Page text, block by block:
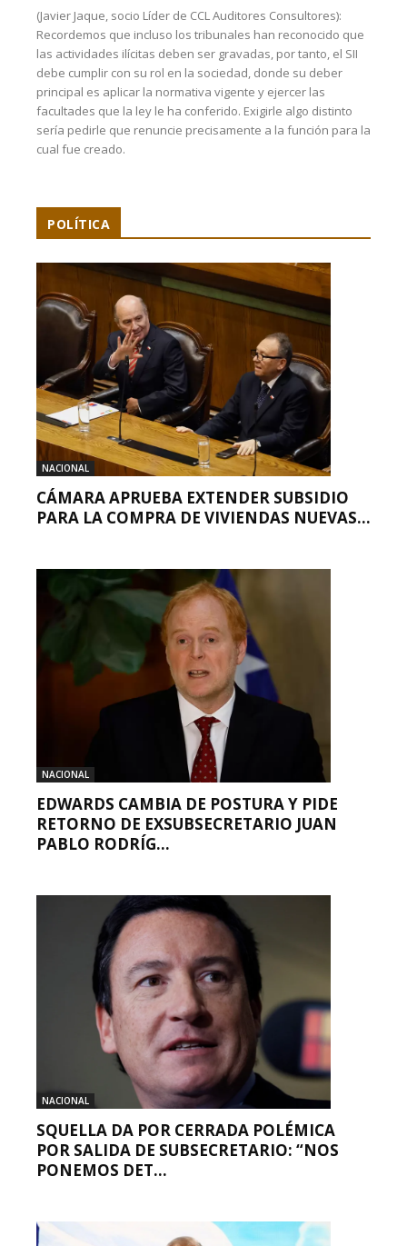
(Javier Jaque, socio Líder de CCL Auditores Consultores):
Recordemos que incluso los tribunales han reconocido que
las actividades ilícitas deben ser gravadas, por tanto, el SII
debe cumplir con su rol en la sociedad, donde su deber
principal es aplicar la normativa vigente y ejercer las
facultades que la ley le ha conferido. Exigirle algo distinto
sería pedirle que renuncie precisamente a la función para la
cual fue creado.
POLÍTICA
NACIONAL
CÁMARA APRUEBA EXTENDER SUBSIDIO
PARA LA COMPRA DE VIVIENDAS NUEVAS...
NACIONAL
EDWARDS CAMBIA DE POSTURA Y PIDE
RETORNO DE EXSUBSECRETARIO JUAN
PABLO RODRÍG...
NACIONAL
SQUELLA DA POR CERRADA POLÉMICA
POR SALIDA DE SUBSECRETARIO: “NOS
PONEMOS DET...